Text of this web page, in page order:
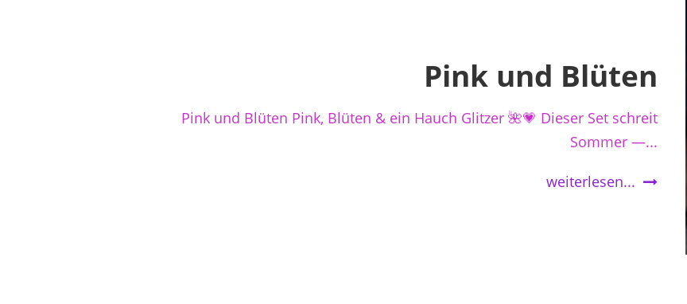
Pink und Blüten
Pink und Blüten Pink, Blüten & ein Hauch Glitzer 🌺💗 Dieser Set schreit
Sommer —...
weiterlesen...